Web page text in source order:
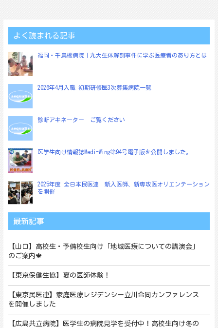
ゲ
ー
シ
ョ
ン
よく読まれる記事
福岡・千鳥橋病院｜九大生体解剖事件に学ぶ医療者のあり方とは
2026年4月入職 初期研修医3次募集病院一覧
診断アキネーター ご覧ください
医学生向け情報誌Medi-Wing第94号電子版を公開しました。
2025年度 全日本民医連 新入医師、新専攻医オリエンテーション
を開催
最新記事
【山口】高校生・予備校生向け「地域医療についての講演会」
のご案内🍁
【東京保健生協】夏の医師体験！
【東京民医連】家庭医療レジデンシー立川合同カンファレンス
を開催しました
【広島共立病院】医学生の病院見学を受付中！高校生向け冬の